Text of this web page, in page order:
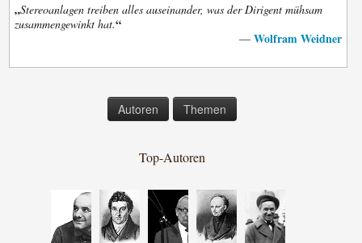
„Stereoanlagen treiben alles auseinander, was der Dirigent mühsam
zusammengewinkt hat.“
— Wolfram Weidner
Autoren Themen
Top-Autoren